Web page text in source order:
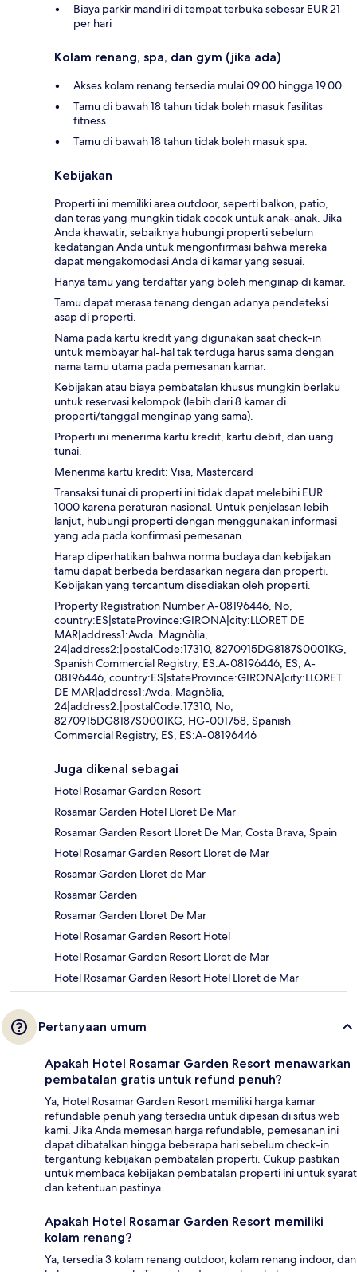
Biaya parkir mandiri di tempat terbuka sebesar EUR 21
per hari
Kolam renang, spa, dan gym (jika ada)
Akses kolam renang tersedia mulai 09.00 hingga 19.00.
Tamu di bawah 18 tahun tidak boleh masuk fasilitas
fitness.
Tamu di bawah 18 tahun tidak boleh masuk spa.
Kebijakan
Properti ini memiliki area outdoor, seperti balkon, patio,
dan teras yang mungkin tidak cocok untuk anak-anak. Jika
Anda khawatir, sebaiknya hubungi properti sebelum
kedatangan Anda untuk mengonfirmasi bahwa mereka
dapat mengakomodasi Anda di kamar yang sesuai.
Hanya tamu yang terdaftar yang boleh menginap di kamar.
Tamu dapat merasa tenang dengan adanya pendeteksi
asap di properti.
Nama pada kartu kredit yang digunakan saat check-in
untuk membayar hal-hal tak terduga harus sama dengan
nama tamu utama pada pemesanan kamar.
Kebijakan atau biaya pembatalan khusus mungkin berlaku
untuk reservasi kelompok (lebih dari 8 kamar di
properti/tanggal menginap yang sama).
Properti ini menerima kartu kredit, kartu debit, dan uang
tunai.
Menerima kartu kredit: Visa, Mastercard
Transaksi tunai di properti ini tidak dapat melebihi EUR
1000 karena peraturan nasional. Untuk penjelasan lebih
lanjut, hubungi properti dengan menggunakan informasi
yang ada pada konfirmasi pemesanan.
Harap diperhatikan bahwa norma budaya dan kebijakan
tamu dapat berbeda berdasarkan negara dan properti.
Kebijakan yang tercantum disediakan oleh properti.
Property Registration Number A-08196446, No,
country:ES|stateProvince:GIRONA|city:LLORET DE
MAR|address1:Avda. Magnòlia,
24|address2:|postalCode:17310, 8270915DG8187S0001KG,
Spanish Commercial Registry, ES:A-08196446, ES, A-
08196446, country:ES|stateProvince:GIRONA|city:LLORET
DE MAR|address1:Avda. Magnòlia,
24|address2:|postalCode:17310, No,
8270915DG8187S0001KG, HG-001758, Spanish
Commercial Registry, ES, ES:A-08196446
Juga dikenal sebagai
Hotel Rosamar Garden Resort
Rosamar Garden Hotel Lloret De Mar
Rosamar Garden Resort Lloret De Mar, Costa Brava, Spain
Hotel Rosamar Garden Resort Lloret de Mar
Rosamar Garden Lloret de Mar
Rosamar Garden
Rosamar Garden Lloret De Mar
Hotel Rosamar Garden Resort Hotel
Hotel Rosamar Garden Resort Lloret de Mar
Hotel Rosamar Garden Resort Hotel Lloret de Mar
Pertanyaan umum
Apakah Hotel Rosamar Garden Resort menawarkan
pembatalan gratis untuk refund penuh?
Ya, Hotel Rosamar Garden Resort memiliki harga kamar
refundable penuh yang tersedia untuk dipesan di situs web
kami. Jika Anda memesan harga refundable, pemesanan ini
dapat dibatalkan hingga beberapa hari sebelum check-in
tergantung kebijakan pembatalan properti. Cukup pastikan
untuk membaca kebijakan pembatalan properti ini untuk syarat
dan ketentuan pastinya.
Apakah Hotel Rosamar Garden Resort memiliki
kolam renang?
Ya, tersedia 3 kolam renang outdoor, kolam renang indoor, dan